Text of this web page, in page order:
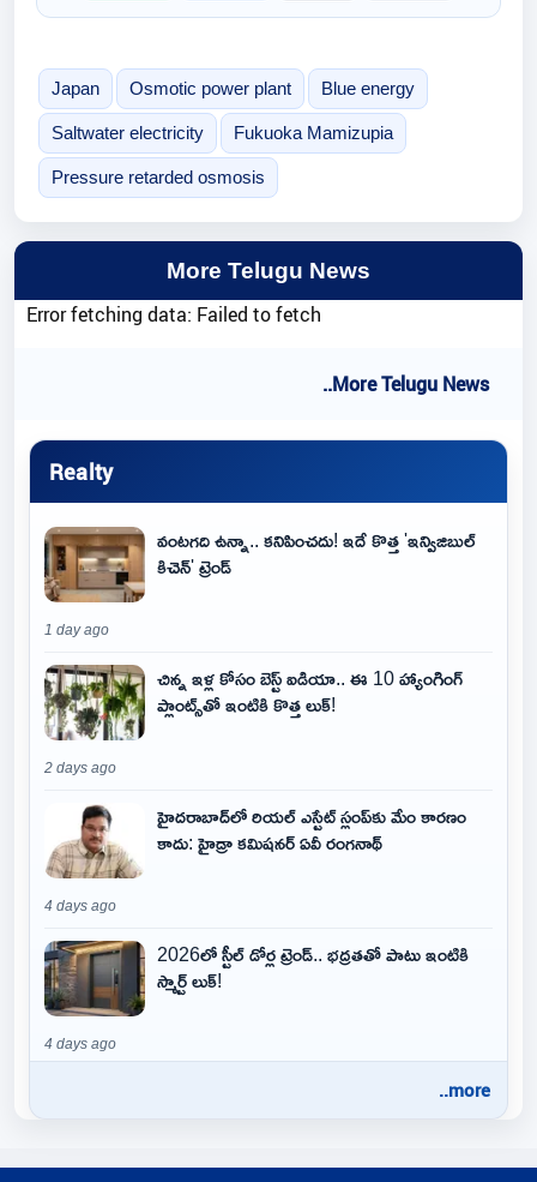
Japan Osmotic power plant Blue energy
Saltwater electricity Fukuoka Mamizupia
Pressure retarded osmosis
More Telugu News
Error fetching data: Failed to fetch
..More Telugu News
Realty
వంటగది ఉన్నా.. కనిపించదు! ఇదే కొత్త 'ఇన్విజిబుల్
కిచెన్' ట్రెండ్
1 day ago
చిన్న ఇళ్ల కోసం బెస్ట్ ఐడియా.. ఈ 10 హ్యాంగింగ్
ప్లాంట్స్‌తో ఇంటికి కొత్త లుక్!
2 days ago
హైదరాబాద్‌లో రియల్ ఎస్టేట్ స్లంప్‌కు మేం కారణం
కాదు: హైడ్రా కమిషనర్ ఏవీ రంగనాథ్
4 days ago
2026లో స్టీల్ డోర్ల ట్రెండ్.. భద్రతతో పాటు ఇంటికి
స్మార్ట్ లుక్!
4 days ago
..more